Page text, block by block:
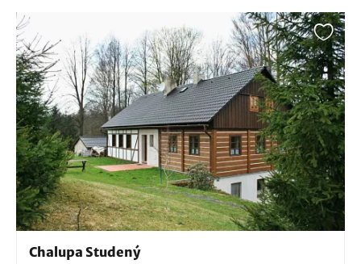
Chalupa Studený